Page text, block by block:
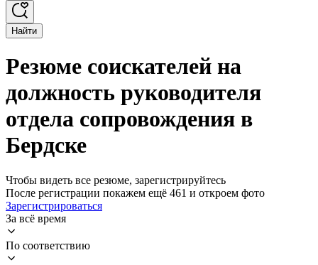
Найти
Резюме соискателей на
должность руководителя
отдела сопровождения в
Бердске
Чтобы видеть все резюме, зарегистрируйтесь
После регистрации покажем ещё 461 и откроем фото
Зарегистрироваться
За всё время
По соответствию